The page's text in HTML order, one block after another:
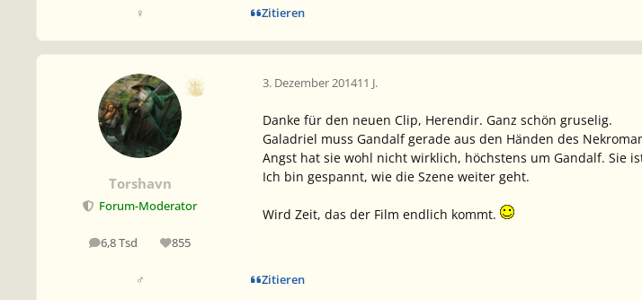
♀ Zitieren
Torshavn
Forum-Moderator
6,8 Tsd
Beiträge 855
Reputation
♂
3. Dezember 201411 J.
Danke für den neuen Clip, Herendir. Ganz schön gruselig.
Galadriel muss Gandalf gerade aus den Händen des
Angst hat sie wohl nicht wirklich, höchstens um Gandalf. Sie
Ich bin gespannt, wie die Szene weiter geht.
Wird Zeit, das der Film endlich kommt.
Zitieren